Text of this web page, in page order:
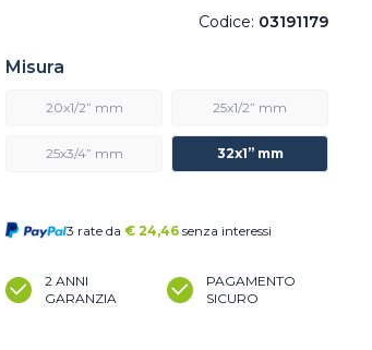
Codice: 03191179
Misura
20x1/2” mm 25x1/2” mm
25x3/4” mm 32x1” mm
3 rate da € 24,46 senza interessi
2 ANNI
GARANZIA
PAGAMENTO
SICURO